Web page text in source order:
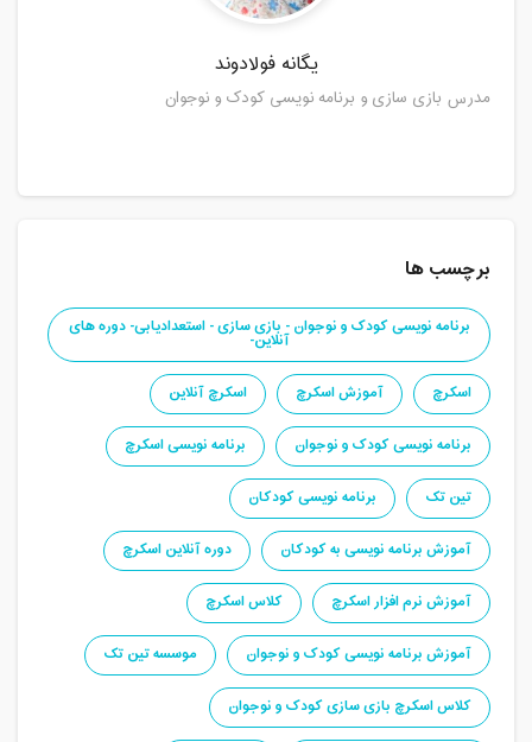
یگانه فولادوند
مدرس بازی سازی و برنامه نویسی کودک و نوجوان
برچسب ها
برنامه نویسی کودک و نوجوان - بازی سازی - استعدادیابی- دوره های
آنلاین-
اسکرچ
آموزش اسکرچ
اسکرچ آنلاین
برنامه نویسی کودک و نوجوان
برنامه نویسی اسکرچ
تین تک
برنامه نویسی کودکان
آموزش برنامه نویسی به کودکان
دوره آنلاین اسکرچ
آموزش نرم افزار اسکرچ
کلاس اسکرچ
آموزش برنامه نویسی کودک و نوجوان
موسسه تین تک
کلاس اسکرچ بازی سازی کودک و نوجوان